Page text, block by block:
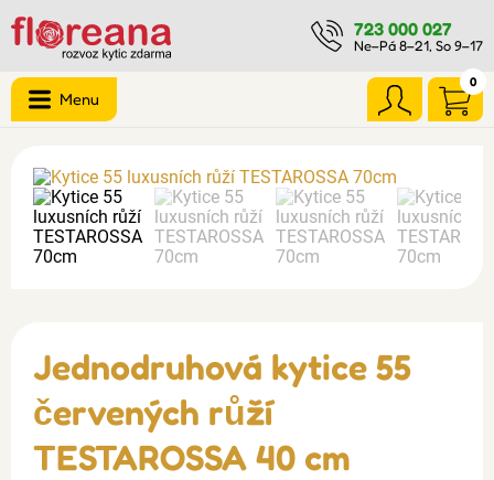
723 000 027
Ne–Pá 8–21, So 9–17
0
Menu
Jednodruhová kytice 55
červených růží
TESTAROSSA 40 cm